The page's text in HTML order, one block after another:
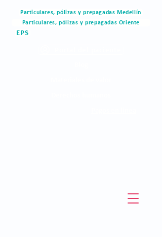
Particulares, pólizas y prepagadas Medellín
Particulares, pólizas y prepagadas Oriente
EPS